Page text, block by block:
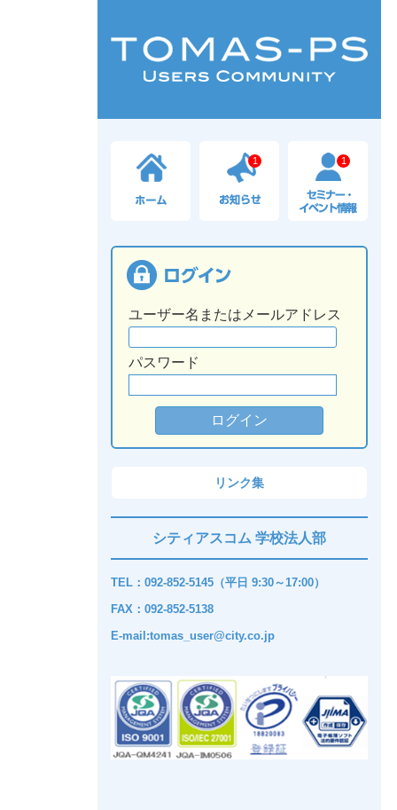
1 1
ユーザー名またはメールアドレス
パスワード
リンク集
シティアスコム 学校法人部
TEL：092-852-5145（平日 9:30～17:00）
FAX：092-852-5138
E-mail:tomas_user@city.co.jp